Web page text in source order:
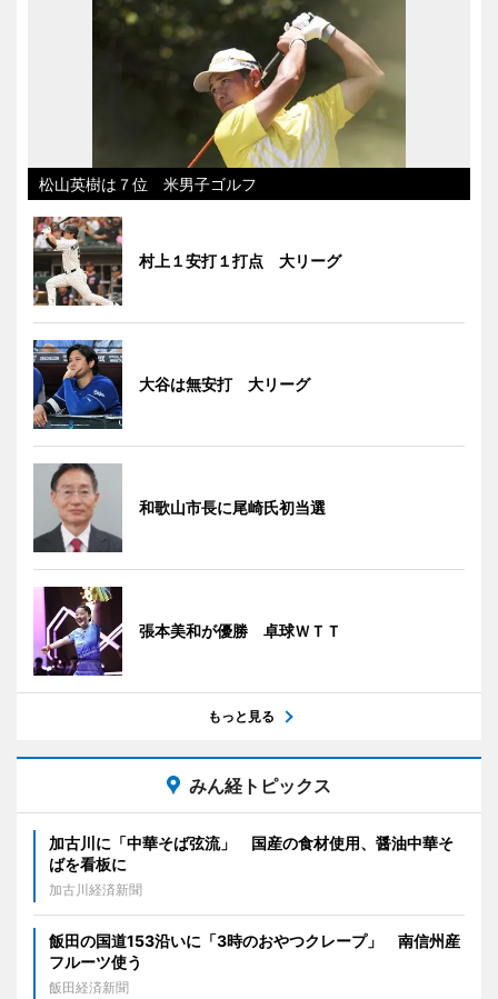
松山英樹は７位 米男子ゴルフ
村上１安打１打点 大リーグ
大谷は無安打 大リーグ
和歌山市長に尾崎氏初当選
張本美和が優勝 卓球ＷＴＴ
もっと見る
みん経トピックス
加古川に「中華そば弦流」 国産の食材使用、醤油中華そ
ばを看板に
加古川経済新聞
飯田の国道153沿いに「3時のおやつクレープ」 南信州産
フルーツ使う
飯田経済新聞